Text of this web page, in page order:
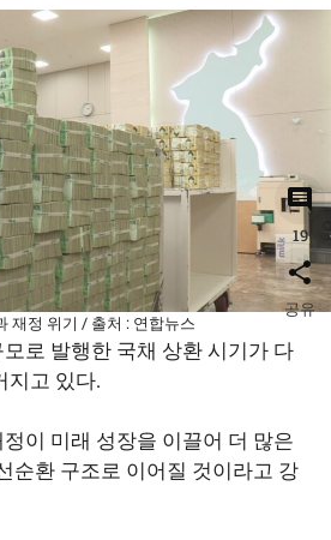
재정 위기 / 출처 : 연합뉴스
로 발행한 국채 상환 시기가 다
지고 있다.
이 미래 성장을 이끌어 더 많은
순환 구조로 이어질 것이라고 강
19
공유